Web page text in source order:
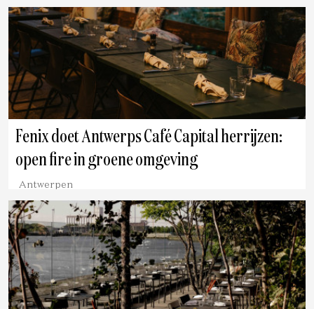
Antwerpen
Fenix doet Antwerps Café Capital herrijzen:
open fire in groene omgeving
Antwerpen